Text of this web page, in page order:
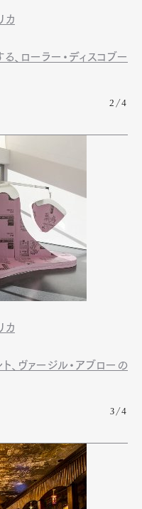
カ
、ローラー・ディスコブー
2/4
カ
、ヴァージル・アブローの
3/4